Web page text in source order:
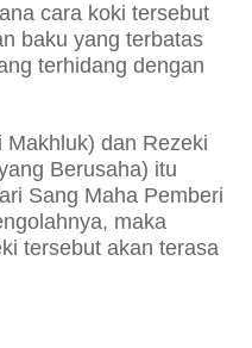
cara koki tersebut
baku yang terbatas
terhidang dengan
dan Rezeki
Berusaha) itu
Sang Maha Pemberi
maka
tersebut akan terasa